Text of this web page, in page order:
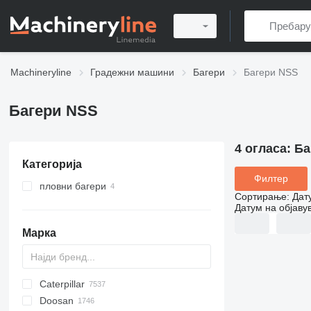
Machineryline Градежни машини Багери Багери NSS
Багери NSS
Категорија
пловни багери
Марка
AX
140W
150W
BC
MC
323
325
90
180
CK
440
570
Caterpillar
120
CF
S-series
DX
R-series
Doosan
4 огласа:
Филтер
Сортирање:
Датум на